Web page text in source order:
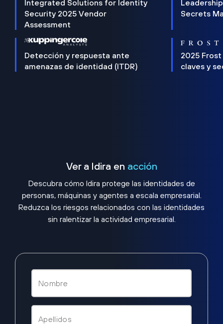
Integrated Solutions for Identity
Security 2025 Vendor
Assessment
Secrets
Detección y respuesta ante
amenazas de identidad (ITDR)
2025 Frost
claves y
Ver a Idira en acción
Descubra cómo Idira protege las identidades de
personas, máquinas y agentes a escala empresarial.
Reduzca los riesgos relacionados con las identidades
sin ralentizar la actividad empresarial.